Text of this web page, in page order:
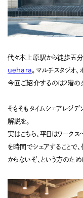
代々木上原駅から徒歩五分
uehara。マルチスタジオ
今回ご紹介するのは2階の
そもそもタイムシェアレジデ
解説を。
実はこちら、平日はワーク
を時間でシェアすることで
からないぞ、という方のた